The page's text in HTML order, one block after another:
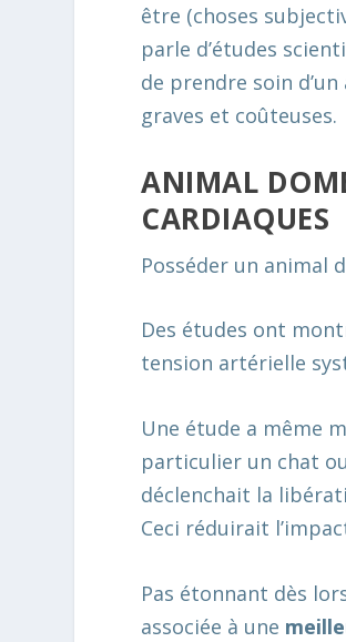
être (choses
parle d’études
de prendre soin
graves et coûteuses.
ANIMAL
CARDIAQUES
Posséder un animal
Des études ont
tension artérielle
Une étude a même
particulier un chat
déclenchait la
Ceci réduirait
Pas étonnant dès
associée à une